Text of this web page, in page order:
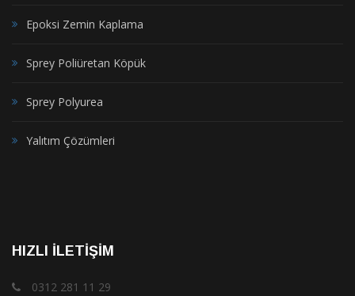
Epoksi Zemin Kaplama
Sprey Poliüretan Köpük
Sprey Polyurea
Yalıtım Çözümleri
HIZLI İLETIŞIM
0312 281 11 29